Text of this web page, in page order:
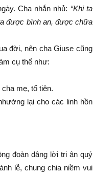
Cha nhắn nhủ: “Khi ta
được bình an, được chữa
đời, nên cha Giuse cũng
cụ thể như:
mẹ, tổ tiên.
lại cho các linh hồn
đoàn dâng lời tri ân quý
lễ, chung chia niềm vui